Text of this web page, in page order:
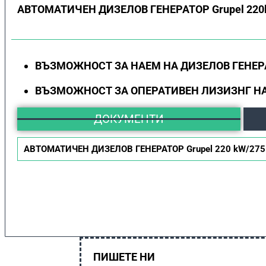
АВТОМАТИЧЕН ДИЗЕЛОВ ГЕНЕРАТОР Grupel
ВЪЗМОЖНОСТ ЗА НАЕМ НА ДИЗЕЛОВ
ВЪЗМОЖНОСТ ЗА ОПЕРАТИВЕН ЛИЗИЗНГ
ДОКУМЕНТИ
АВТОМАТИЧЕН ДИЗЕЛОВ ГЕНЕРАТОР Grupel 220 kW/275
ПИШЕТЕ НИ